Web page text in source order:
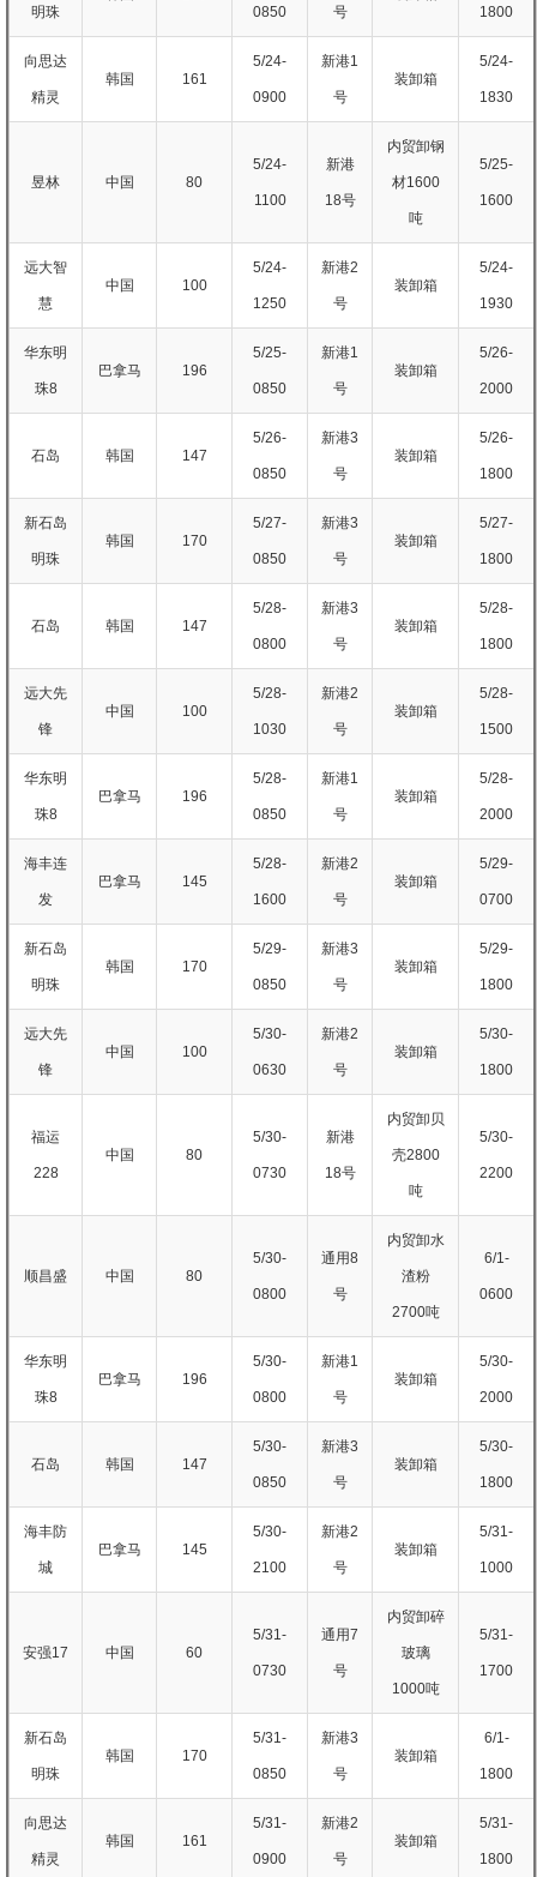
明珠 0850 号 1800
向思达
精灵
韩国 161
5/24-
0900
新港1
号
装卸箱
5/24-
1830
昱林 中国 80
5/24-
1100
新港
18号
内贸卸钢
材1600
吨
5/25-
1600
远大智
慧
中国 100
5/24-
1250
新港2
号
装卸箱
5/24-
1930
华东明
珠8
巴拿马 196
5/25-
0850
新港1
号
装卸箱
5/26-
2000
石岛 韩国 147
5/26-
0850
新港3
号
装卸箱
5/26-
1800
新石岛
明珠
韩国 170
5/27-
0850
新港3
号
装卸箱
5/27-
1800
石岛 韩国 147
5/28-
0800
新港3
号
装卸箱
5/28-
1800
远大先
锋
中国 100
5/28-
1030
新港2
号
装卸箱
5/28-
1500
华东明
珠8
巴拿马 196
5/28-
0850
新港1
号
装卸箱
5/28-
2000
海丰连
发
巴拿马 145
5/28-
1600
新港2
号
装卸箱
5/29-
0700
新石岛
明珠
韩国 170
5/29-
0850
新港3
号
装卸箱
5/29-
1800
远大先
锋
中国 100
5/30-
0630
新港2
号
装卸箱
5/30-
1800
福运
228
中国 80
5/30-
0730
新港
18号
内贸卸贝
壳2800
吨
5/30-
2200
顺昌盛 中国 80
5/30-
0800
通用8
号
内贸卸水
渣粉
2700吨
6/1-
0600
华东明
珠8
巴拿马 196
5/30-
0800
新港1
号
装卸箱
5/30-
2000
石岛 韩国 147
5/30-
0850
新港3
号
装卸箱
5/30-
1800
海丰防
城
巴拿马 145
5/30-
2100
新港2
号
装卸箱
5/31-
1000
安强17 中国 60
5/31-
0730
通用7
号
内贸卸碎
玻璃
1000吨
5/31-
1700
新石岛
明珠
韩国 170
5/31-
0850
新港3
号
装卸箱
6/1-
1800
向思达
精灵
韩国 161
5/31-
0900
新港2
号
装卸箱
5/31-
1800